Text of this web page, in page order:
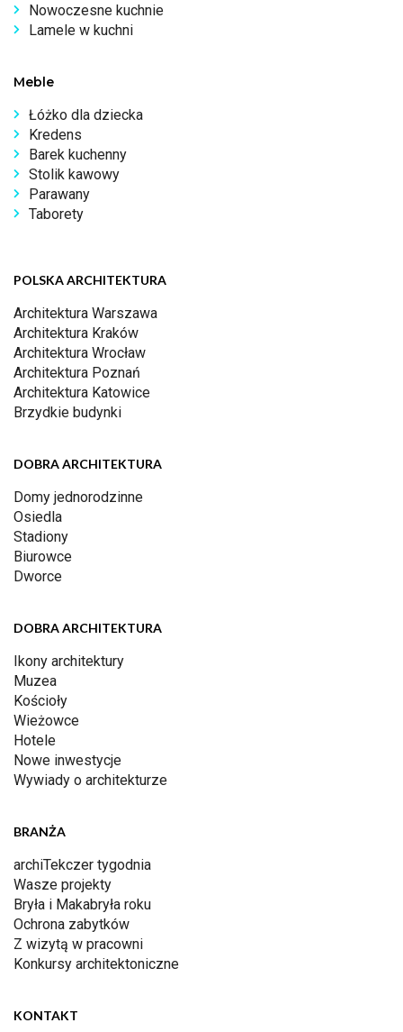
Nowoczesne kuchnie
Lamele w kuchni
Meble
Łóżko dla dziecka
Kredens
Barek kuchenny
Stolik kawowy
Parawany
Taborety
POLSKA ARCHITEKTURA
Architektura Warszawa
Architektura Kraków
Architektura Wrocław
Architektura Poznań
Architektura Katowice
Brzydkie budynki
DOBRA ARCHITEKTURA
Domy jednorodzinne
Osiedla
Stadiony
Biurowce
Dworce
DOBRA ARCHITEKTURA
Ikony architektury
Muzea
Kościoły
Wieżowce
Hotele
Nowe inwestycje
Wywiady o architekturze
BRANŻA
archiTekczer tygodnia
Wasze projekty
Bryła i Makabryła roku
Ochrona zabytków
Z wizytą w pracowni
Konkursy architektoniczne
KONTAKT